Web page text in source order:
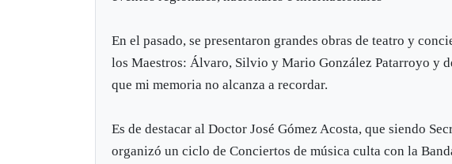
En el pasado, se presentaron grandes obras de teatro y
los Maestros: Álvaro, Silvio y Mario González Patarroyo y
que mi memoria no alcanza a recordar.
Es de destacar al Doctor José Gómez Acosta, que siendo
organizó un ciclo de Conciertos de música culta con la